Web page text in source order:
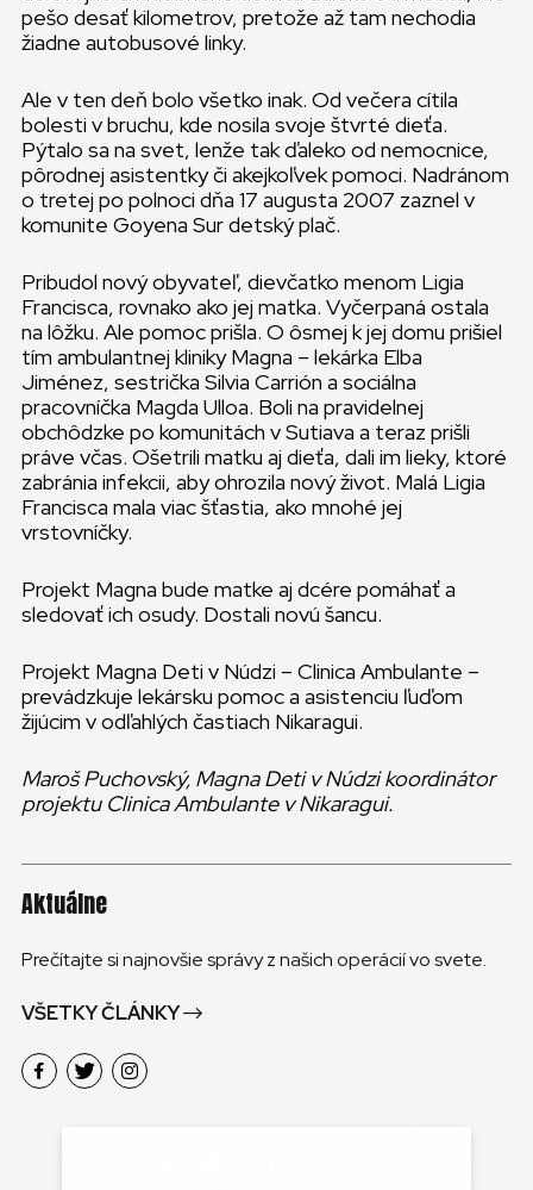
pešo desať kilometrov, pretože až tam nechodia
žiadne autobusové linky.
Ale v ten deň bolo všetko inak. Od večera cítila
bolesti v bruchu, kde nosila svoje štvrté dieťa.
Pýtalo sa na svet, lenže tak ďaleko od nemocnice,
pôrodnej asistentky či akejkoľvek pomoci. Nadránom
o tretej po polnoci dňa 17 augusta 2007 zaznel v
komunite Goyena Sur detský plač.
Pribudol nový obyvateľ, dievčatko menom Ligia
Francisca, rovnako ako jej matka. Vyčerpaná ostala
na lôžku. Ale pomoc prišla. O ôsmej k jej domu prišiel
tím ambulantnej kliniky Magna – lekárka Elba
Jiménez, sestrička Silvia Carrión a sociálna
pracovníčka Magda Ulloa. Boli na pravidelnej
obchôdzke po komunitách v Sutiava a teraz prišli
práve včas. Ošetrili matku aj dieťa, dali im lieky, ktoré
zabránia infekcii, aby ohrozila nový život. Malá Ligia
Francisca mala viac šťastia, ako mnohé jej
vrstovníčky.
Projekt Magna bude matke aj dcére pomáhať a
sledovať ich osudy. Dostali novú šancu.
Projekt Magna Deti v Núdzi – Clinica Ambulante –
prevádzkuje lekársku pomoc a asistenciu ľuďom
žijúcim v odľahlých častiach Nikaragui.
Maroš Puchovský, Magna Deti v Núdzi koordinátor
projektu Clinica Ambulante v Nikaragui.
Aktuálne
Prečítajte si najnovšie správy z našich operácií vo svete.
VŠETKY ČLÁNKY